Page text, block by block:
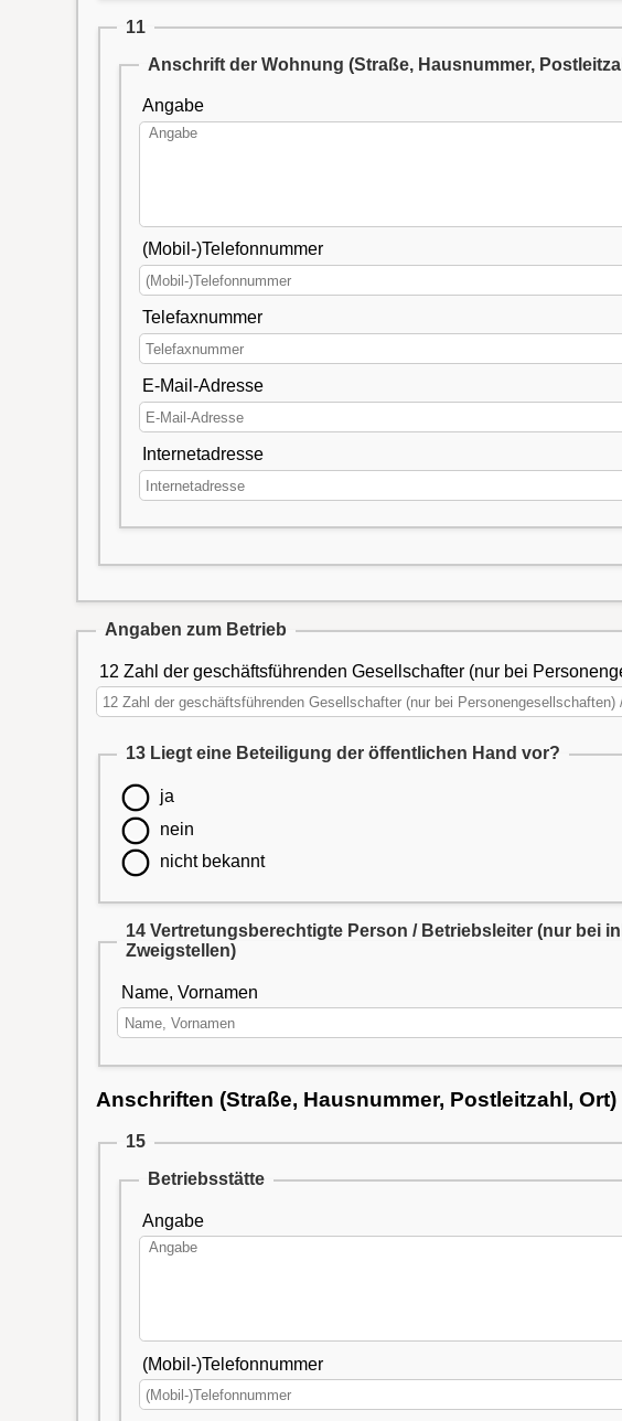
11
Anschrift der Wohnung (Straße, Hausnummer,
Angabe
(Mobil-)Telefonnummer
Telefaxnummer
E-Mail-Adresse
Internetadresse
Angaben zum Betrieb
12 Zahl der geschäftsführenden Gesellschafter (nur bei
13 Liegt eine Beteiligung der öffentlichen Hand vor?
ja
nein
nicht bekannt
14 Vertretungsberechtigte Person / Betriebsleiter (nur bei
Zweigstellen)
Name, Vornamen
Anschriften (Straße, Hausnummer, Postleitzahl, Ort)
15
Betriebsstätte
Angabe
(Mobil-)Telefonnummer